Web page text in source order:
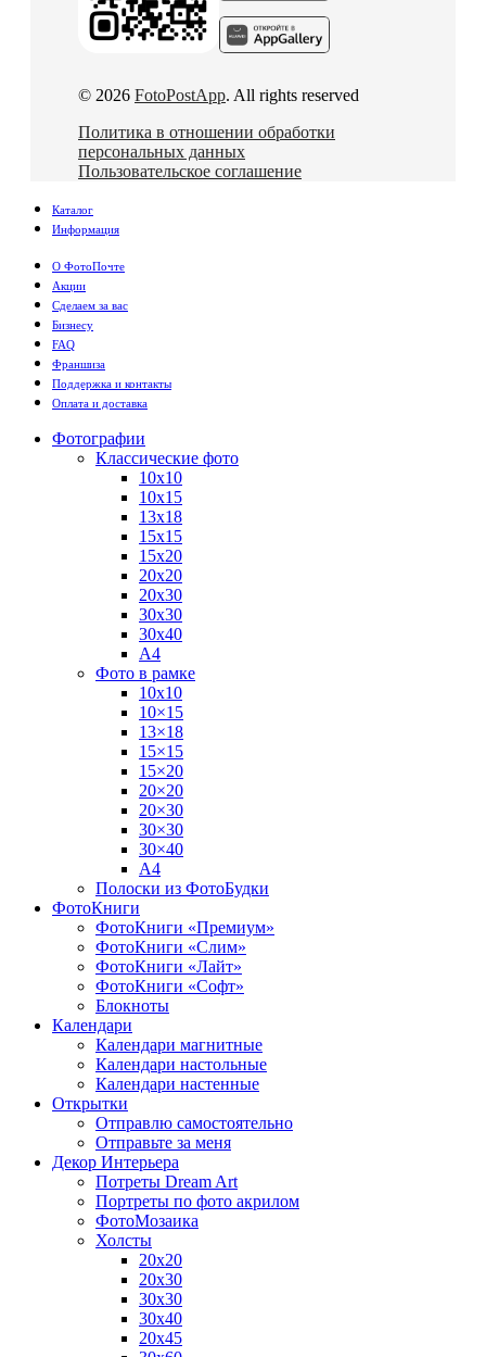
© 2026 FotoPostApp. All rights reserved
Политика в отношении обработки
персональных данных
Пользовательское соглашение
Каталог
Информация
О ФотоПочте
Акции
Сделаем за вас
Бизнесу
FAQ
Франшиза
Поддержка и контакты
Оплата и доставка
Фотографии
Классические фото
10х10
10х15
13х18
15х15
15х20
20х20
20х30
30х30
30х40
А4
Фото в рамке
10х10
10×15
13×18
15×15
15×20
20×20
20×30
30×30
30×40
A4
Полоски из ФотоБудки
ФотоКниги
ФотоКниги «Премиум»
ФотоКниги «Слим»
ФотоКниги «Лайт»
ФотоКниги «Софт»
Блокноты
Календари
Календари магнитные
Календари настольные
Календари настенные
Открытки
Отправлю самостоятельно
Отправьте за меня
Декор Интерьера
Потреты Dream Art
Портреты по фото акрилом
ФотоМозаика
Холсты
20х20
20х30
30х30
30х40
20х45